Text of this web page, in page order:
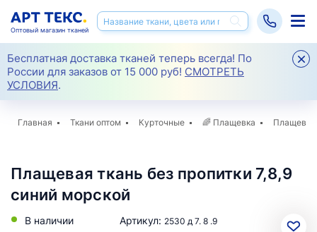
Бесплатная доставка тканей теперь всегда! По
России для заказов от 15 000 руб! СМОТРЕТЬ
УСЛОВИЯ.
Оптовый магазин тканей
Главная Ткани оптом Курточные 🌈 Плащевка Плащевая
Плащевая ткань без пропитки 7,8,9
синий морской
В наличии Артикул: 2530 д 7. 8 .9